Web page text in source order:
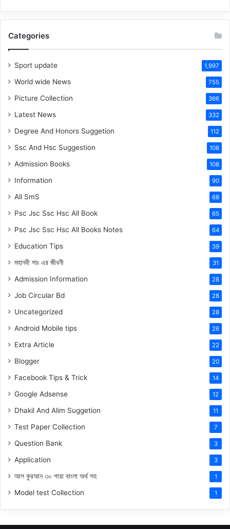
Categories
Sport update 1,997
World wide News 755
Picture Collection 366
Latest News 332
Degree And Honors Suggetion 112
Ssc And Hsc Suggestion 108
Admission Books 108
Information 90
All SmS 68
Psc Jsc Ssc Hsc All Book 65
Psc Jsc Ssc Hsc All Books Notes 64
Education Tips 39
মহানবী সাঃ এর জীবনী 31
Admission Information 28
Job Circular Bd 28
Uncategorized 28
Android Mobile tips 26
Extra Article 22
Blogger 20
Facebook Tips & Trick 14
Google Adsense 12
Dhakil And Alim Suggetion 11
Test Paper Collection 7
Question Bank 3
Application 3
আল কুরআন ৩০ পারা বাংলা অর্থ সহ 1
Model test Collection 1